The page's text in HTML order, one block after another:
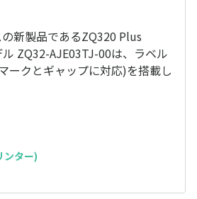
新製品であるZQ320 Plus
ZQ32-AJE03TJ-00は、ラベル
ークとギャップに対応)を搭載し
ンター)